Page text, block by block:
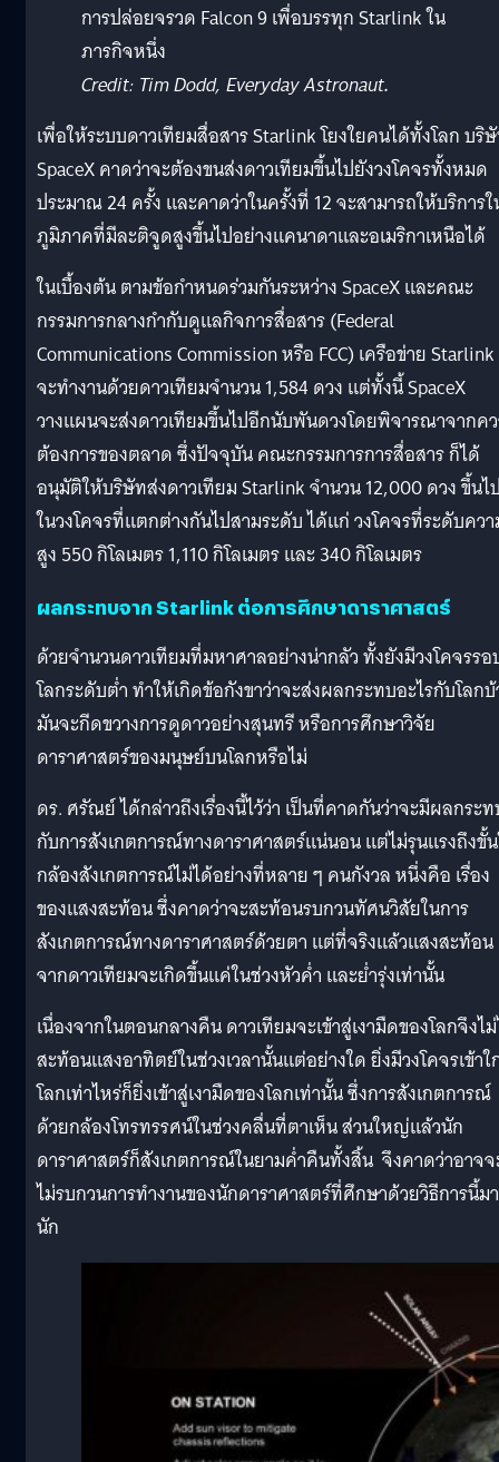
การปล่อยจรวด Falcon 9 เพื่อบรรทุก Starlink ใน
ภารกิจหนึ่ง
Credit: Tim Dodd, Everyday Astronaut.
เพื่อให้ระบบดาวเทียมสื่อสาร Starlink โยงใยคนได้ทั้งโลก บริ
SpaceX คาดว่าจะต้องขนส่งดาวเทียมขึ้นไปยังวงโคจรทั้งหมด
ประมาณ 24 ครั้ง และคาดว่าในครั้งที่ 12 จะสามารถให้บริการ
ภูมิภาคที่มีละติจูดสูงขึ้นไปอย่างแคนาดาและอเมริกาเหนือได้
ในเบื้องต้น ตามข้อกำหนดร่วมกันระหว่าง SpaceX และคณะ
กรรมการกลางกำกับดูแลกิจการสื่อสาร (Federal
Communications Commission หรือ FCC) เครือข่าย Starlink
จะทำงานด้วยดาวเทียมจำนวน 1,584 ดวง แต่ทั้งนี้ SpaceX
วางแผนจะส่งดาวเทียมขึ้นไปอีกนับพันดวงโดยพิจารณาจากค
ต้องการของตลาด ซึ่งปัจจุบัน คณะกรรมการการสื่อสาร ก็ได้
อนุมัติให้บริษัทส่งดาวเทียม Starlink จำนวน 12,000 ดวง ขึ้นไ
ในวงโคจรที่แตกต่างกันไปสามระดับ ได้แก่ วงโคจรที่ระดับคว
สูง 550 กิโลเมตร 1,110 กิโลเมตร และ 340 กิโลเมตร
ผลกระทบจาก Starlink ต่อการศึกษาดาราศาสตร์
ด้วยจำนวนดาวเทียมที่มหาศาลอย่างน่ากลัว ทั้งยังมีวงโคจรรอ
โลกระดับต่ำ ทำให้เกิดข้อกังขาว่าจะส่งผลกระทบอะไรกับโลก
มันจะกีดขวางการดูดาวอย่างสุนทรี หรือการศึกษาวิจัย
ดาราศาสตร์ของมนุษย์บนโลกหรือไม่
ดร. ศรัณย์ ได้กล่าวถึงเรื่องนี้ไว้ว่า เป็นที่คาดกันว่าจะมีผลกระ
กับการสังเกตการณ์ทางดาราศาสตร์แน่นอน แต่ไม่รุนแรงถึงขั้
กล้องสังเกตการณ์ไม่ได้อย่างที่หลาย ๆ คนกังวล หนึ่งคือ เรื่อง
ของแสงสะท้อน ซึ่งคาดว่าจะสะท้อนรบกวนทัศนวิสัยในการ
สังเกตการณ์ทางดาราศาสตร์ด้วยตา แต่ที่จริงแล้วแสงสะท้อน
จากดาวเทียมจะเกิดขึ้นแค่ในช่วงหัวค่ำ และย่ำรุ่งเท่านั้น
เนื่องจากในตอนกลางคืน ดาวเทียมจะเข้าสู่เงามืดของโลกจึงไ
สะท้อนแสงอาทิตย์ในช่วงเวลานั้นแต่อย่างใด ยิ่งมีวงโคจรเข้า
โลกเท่าไหร่ก็ยิ่งเข้าสู่เงามืดของโลกเท่านั้น ซึ่งการสังเกตการณ์
ด้วยกล้องโทรทรรศน์ในช่วงคลื่นที่ตาเห็น ส่วนใหญ่แล้วนัก
ดาราศาสตร์ก็สังเกตการณ์ในยามค่ำคืนทั้งสิ้น จึงคาดว่าอาจ
ไม่รบกวนการทำงานของนักดาราศาสตร์ที่ศึกษาด้วยวิธีการนี้ม
นัก